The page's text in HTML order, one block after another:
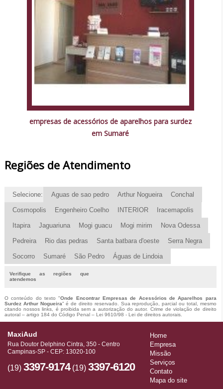
empresas de acessórios de aparelhos para surdez
em Sumaré
Regiões de Atendimento
Selecione: Aguas de sao pedro Arthur Nogueira Conchal
Cosmopolis Engenheiro Coelho INTERIOR Iracemapolis
Itapira Jaguariuna Mogi guacu Mogi mirim Nova Odessa
Pedreira Rio das pedras Santa batbara d'oeste Serra Negra
Socorro Sumaré São Pedro Águas de Lindoia
Verifique as regiões que
atendemos
O conteúdo do texto "Onde Encontrar Empresas de Acessórios de Aparelhos para
Surdez Arthur Nogueira" é de direito reservado. Sua reprodução, parcial ou total, mesmo
citando nossos links, é proibida sem a autorização do autor. Crime de violação de direito
autoral – artigo 184 do Código Penal – Lei 9610/98 - Lei de direitos autorais.
MaxiAud
Rua Doutor Delphino Cintra, 350 - Centro
Campinas-SP - CEP: 13020-100
(19) 3397-9174(19) 3397-6120
Home
Empresa
Missão
Serviços
Contato
Mapa do site